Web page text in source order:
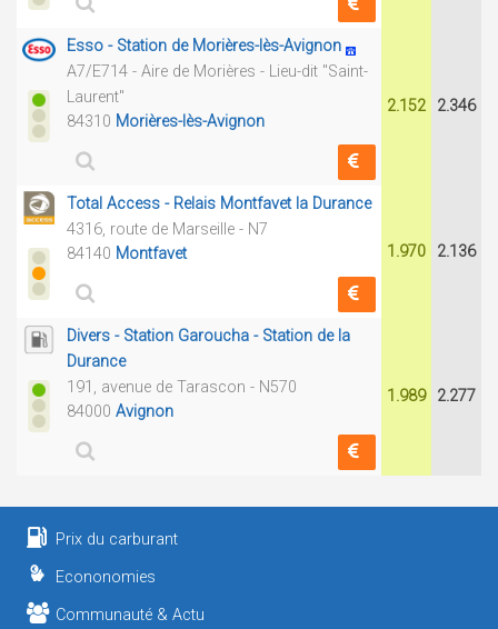
Esso - Station de Morières-lès-Avignon
A7/E714 - Aire de Morières - Lieu-dit "Saint-
Laurent"
84310 Morières-lès-Avignon
2.152 2.346
Total Access - Relais Montfavet la Durance
4316, route de Marseille - N7
84140 Montfavet 1.970 2.136
Divers - Station Garoucha - Station de la
Durance
191, avenue de Tarascon - N570
84000 Avignon
1.989 2.277
Prix du carburant
Econonomies
Communauté & Actu